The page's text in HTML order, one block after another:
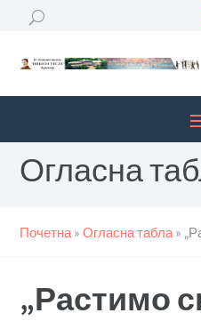
Огласна
Почетна »Огласна табла »
„Растимо